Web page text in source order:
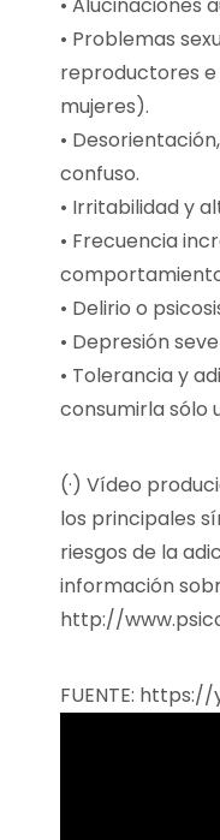
• Problemas
reproductores
mujeres).
•
confuso.
• Irritabilidad y
• Frecuencia
• Delirio o
• Depresión
• Tolerancia y
consumirla sólo
(·) Vídeo
los principales
riesgos de la
información
http://
FUENTE: